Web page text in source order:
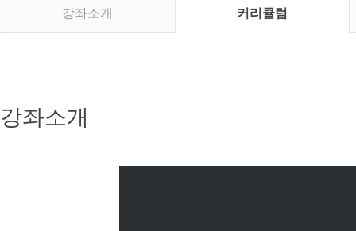
강좌소개 커리큘럼
강좌소개